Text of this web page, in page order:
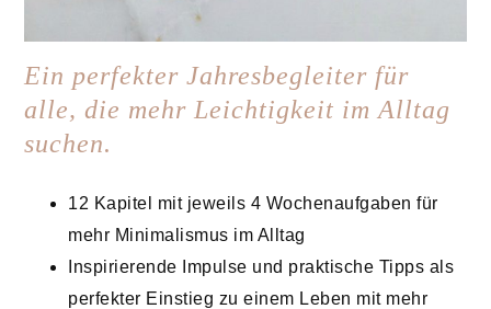
Ein perfekter Jahresbegleiter für
alle, die mehr Leichtigkeit im Alltag
suchen.
12 Kapitel mit jeweils 4 Wochenaufgaben für
mehr Minimalismus im Alltag
Inspirierende Impulse und praktische Tipps als
perfekter Einstieg zu einem Leben mit mehr